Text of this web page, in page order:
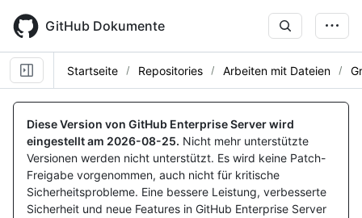
main
content
GitHub Dokumente
Startseite Repositories Arbeiten mit Dateien
Diese Version von GitHub Enterprise Server wird
eingestellt am 2026-08-25. Nicht mehr unterstützte
Versionen werden nicht unterstützt. Es wird keine Patch-
Freigabe vorgenommen, auch nicht für kritische
Sicherheitsprobleme. Eine bessere Leistung, verbesserte
Sicherheit und neue Features in GitHub Enterprise Server